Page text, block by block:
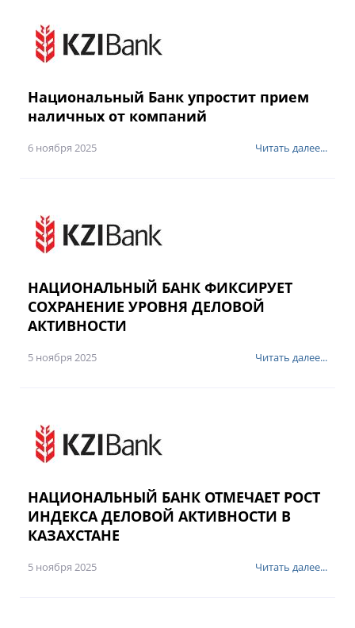
Национальный Банк упростит прием
наличных от компаний
6 ноября 2025 Читать далее...
НАЦИОНАЛЬНЫЙ БАНК ФИКСИРУЕТ
СОХРАНЕНИЕ УРОВНЯ ДЕЛОВОЙ
АКТИВНОСТИ
5 ноября 2025 Читать далее...
НАЦИОНАЛЬНЫЙ БАНК ОТМЕЧАЕТ РОСТ
ИНДЕКСА ДЕЛОВОЙ АКТИВНОСТИ В
КАЗАХСТАНЕ
5 ноября 2025 Читать далее...